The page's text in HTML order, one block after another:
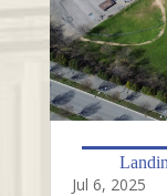
Jul 6, 2025